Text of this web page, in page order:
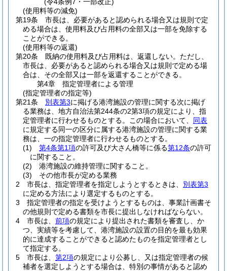
(使用料等の減免)
第19条
市長は、必要があると認められる場合又は規則で定
める場合は、使用料及び占用料の全部又は一部を免除する
ことができる。
(使用料等の返還)
第20条
既納の使用料及び占用料は、返還しない。 ただし、
市長は、必要があると認められる場合又は規則で定める場
合は、その全部又は一部を返還することができる。
第4章
指定管理者による管理
(指定管理者の指定等)
第21条
別表第3に掲げる港湾施設の管理に関する次に掲げ
る業務は、地方自治法第244条の2第3項の規定により、指
定管理者に行わせるものとする。
この場合において、 同表
に規定する同一の区分に属する港湾施設の管理に関する業
務は、一の指定管理者に行わせるものとする。
(1)
第4条第1項の許可及び大さん橋等に係る第12条の許可
に関すること。
(2)
港湾施設の維持管理に関すること。
(3)
その他市長が定める業務
2
市長は、指定管理者を指定しようとするときは、 別表第3
に定める方法により選定するものとする。
3
指定管理者の指定を受けようとするものは、事業計画書そ
の他規則で定める書類を市長に提出しなければならない。
4
市長は、 前項の規定により提出された書類を審査し、か
つ、実績等を考慮して、港湾施設の設置の目的を最も効果
的に達成することができると認めたものを指定管理者とし
て指定する。
5
市長は、 第2項の規定により公募し、又は指定管理者の候
補者を選定しようとする場合は、特別の事情があると認め